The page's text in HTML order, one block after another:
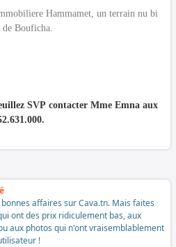
Hammamet, un terrain nu bi
Bouficha.
SVP contacter Mme Emna aux
affaires sur Cava.tn. Mais faites
ont des prix ridiculement bas, aux
aux photos qui n'ont vraisemblablement
!